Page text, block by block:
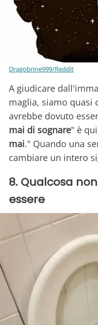
Dragobrine999/Reddit
A giudicare
maglia, siamo quasi
avrebbe dovuto
mai di sognare" è
mai." Quando una
cambiare un intero
8. Qualcosa
essere